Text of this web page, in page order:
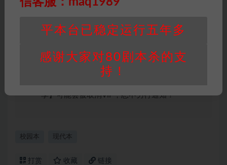
积分说明 ∶剧本杀下载所需积分非剧本杀资源自
站整理资料的时间成本及网站运营所需支出费
重要提醒∶任何情况下，本站及相关人士对于访
问或购买使用引起的任何行为和纠纷，本站概不
享】可能会被取消VIP，恕不另行通知！
校园本 现代本
打赏 收藏 链接
平本台已稳定运行五年多
感谢大家对80剧本杀的支
持！